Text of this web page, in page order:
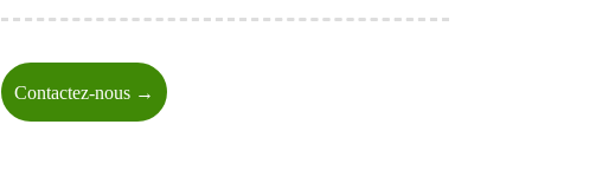
Contactez-nous →